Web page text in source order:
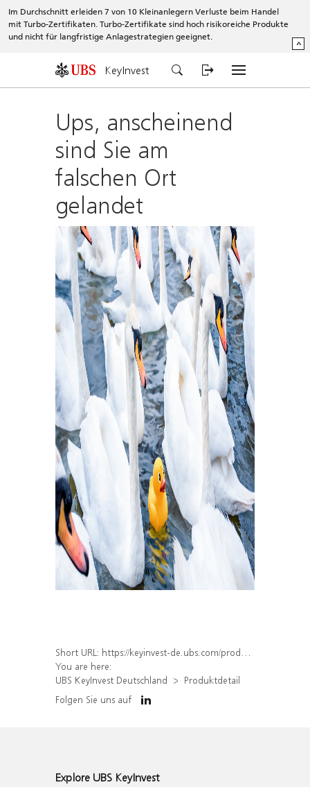
Im Durchschnitt erleiden 7 von 10 Kleinanlegern Verluste beim Handel
mit Turbo-Zertifikaten. Turbo-Zertifikate sind hoch risikoreiche Produkte
und nicht für langfristige Anlagestrategien geeignet.
^
KeyInvest
Ups, anscheinend
sind Sie am
falschen Ort
gelandet
Short URL: https://keyinvest-de.ubs.com/produkt/detail/index/isin/DE000WA3G8K1
You are here:
UBS KeyInvest Deutschland
Produktdetail
Folgen Sie uns auf
Explore UBS KeyInvest